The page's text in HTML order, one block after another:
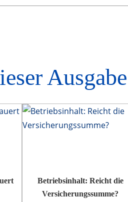
Ausgabe
Betriebsinhalt: Reicht die
Versicherungs­summe?